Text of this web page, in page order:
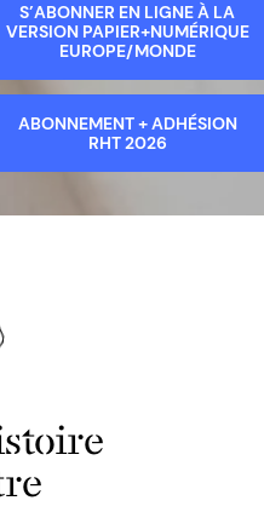
S’ABONNER EN LIGNE À LA
VERSION PAPIER+NUMÉRIQUE
EUROPE/MONDE
ABONNEMENT + ADHÉSION
RHT 2026